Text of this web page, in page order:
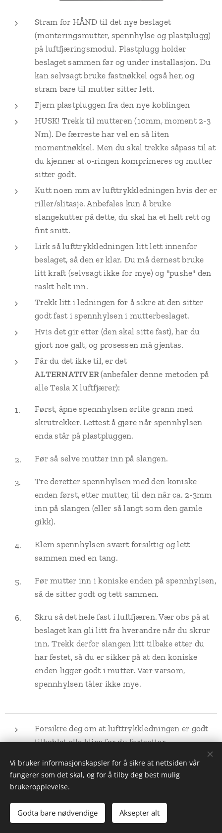
Stram for HÅND til det nye beslaget
(monteringsmutter, spennhylse og plastplugg)
på luftfjæringsmodul. Plastplugg holder
beslaget sammen før og under installasjon. Du
kan selvsagt bruke fastnøkkel også her, og
stram bare til mutter sitter lett.
Fjern plastpluggen fra den nye koblingen
HUSK! Trekk til mutteren (10mm, moment 2-3
Nm). De færreste har vel en så liten
momentnøkkel. Men du skal trekke såpass til at
du kjenner at o-ringen komprimeres og mutter
sitter godt.
Kutt noen mm av lufttrykkledningen hvis der er
riller/slitasje. Anbefales kun å bruke
slangekutter på dette, du skal ha et helt rett og
fint snitt.
Lirk så lufttrykkledningen litt lett innenfor
beslaget, så den er klar. Du må dernest bruke
litt kraft (selvsagt ikke for mye) og "pushe" den
raskt helt inn.
Trekk litt i ledningen for å sikre at den sitter
godt fast i spennhylsen i mutterbeslaget.
Hvis det gir etter (den skal sitte fast), har du
gjort noe galt, og prosessen må gjentas.
Får du det ikke til, er det
ALTERNATIVER(anbefaler denne metoden på
alle Tesla X luftfjærer):
Først, åpne spennhylsen ørlite grann med
skrutrekker. Lettest å gjøre når spennhylsen
enda står på plastpluggen.
Før så selve mutter inn på slangen.
Tre deretter spennhylsen med den koniske
enden først, etter mutter, til den når ca. 2-3mm
inn på slangen (eller så langt som den gamle
gikk).
Klem spennhylsen svært forsiktig og lett
sammen med en tang.
Før mutter inn i koniske enden på spennhylsen,
så de sitter godt og tett sammen.
Skru så det hele fast i luftfjæren. Vær obs på at
beslaget kan gli litt fra hverandre når du skrur
inn. Trekk derfor slangen litt tilbake etter du
har festet, så du er sikker på at den koniske
enden ligger godt i mutter. Vær varsom,
spennhylsen tåler ikke mye.
Forsikre deg om at lufttrykkledningen er godt
tilkoblet alle klips før du fortsetter.
Monter bremseslagefeste, eventuelt
hjulbueforing og putt dekkene på plass.
Senk bilen. MERK. Det er ikke mye trykk i
duikkemå sette bilen helt ned på gulvet med
Vi bruker informasjonskapsler for å sikre at nettsiden vår
fungerer som det skal, og for å tilby deg best mulig
brukeropplevelse.
Godta bare nødvendige Aksepter alt